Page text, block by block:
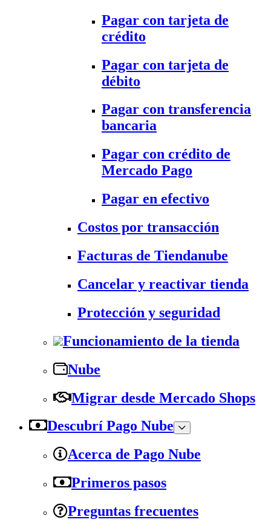
Pagar con tarjeta de
crédito
Pagar con tarjeta de
débito
Pagar con transferencia
bancaria
Pagar con crédito de
Mercado Pago
Pagar en efectivo
Costos por transacción
Facturas de Tiendanube
Cancelar y reactivar tienda
Protección y seguridad
Funcionamiento de la tienda
Nube
Migrar desde Mercado Shops
Descubrí Pago Nube
Acerca de Pago Nube
Primeros pasos
Preguntas frecuentes